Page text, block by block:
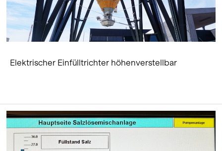
Elektrischer Einfülltrichter höhenverstellbar